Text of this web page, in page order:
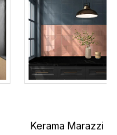
Kerama Marazzi